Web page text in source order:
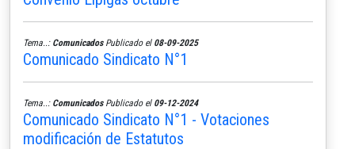
Tema..: ComunicadosPublicado el 08-09-2025
Comunicado Sindicato N°1
Tema..: ComunicadosPublicado el 09-12-2024
Comunicado Sindicato N°1 - Votaciones
modificación de Estatutos